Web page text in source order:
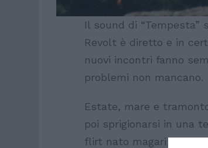
Il sound di
Revolt è diretto e in
nuovi incontri fanno
problemi non mancano.
Estate, mare e
poi sprigionarsi in una
flirt nato magari in un